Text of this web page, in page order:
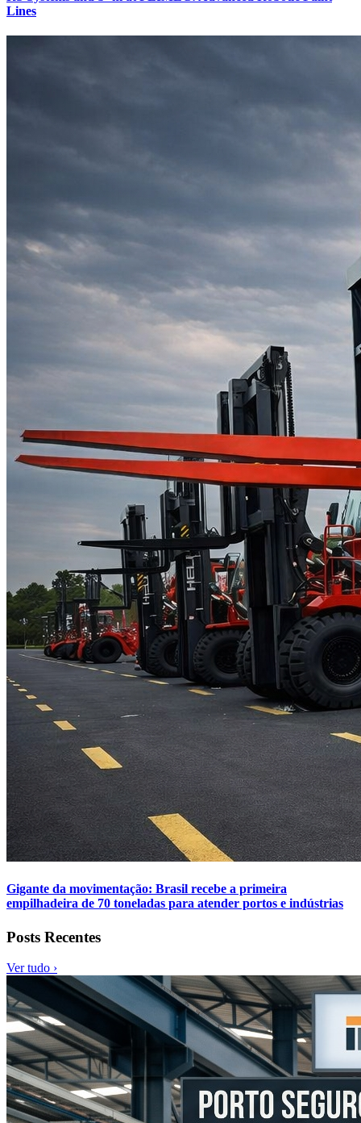
Lines
Gigante da movimentação: Brasil recebe a primeira
empilhadeira de 70 toneladas para atender portos e indústrias
Posts Recentes
Ver tudo ›